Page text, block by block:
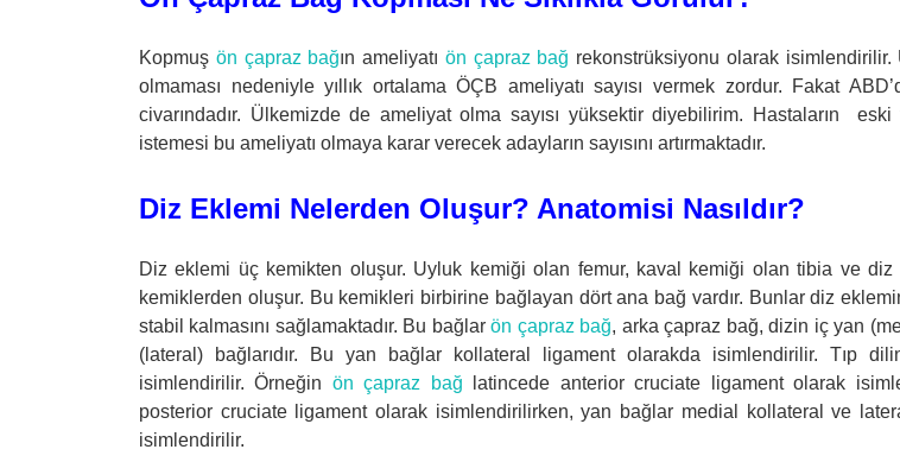
Kopmuş ön çapraz bağın ameliyatı ön çapraz bağ rekonstrüksiyonu olarak isimlendirilir.
olmaması nedeniyle yıllık ortalama ÖÇB ameliyatı sayısı vermek zordur. Fakat
civarındadır. Ülkemizde de ameliyat olma sayısı yüksektir diyebilirim. Hastaların eski
istemesi bu ameliyatı olmaya karar verecek adayların sayısını artırmaktadır.
Diz Eklemi Nelerden Oluşur? Anatomisi Nasıldır?
Diz eklemi üç kemikten oluşur. Uyluk kemiği olan femur, kaval kemiği olan tibia ve diz
kemiklerden oluşur. Bu kemikleri birbirine bağlayan dört ana bağ vardır. Bunlar diz
stabil kalmasını sağlamaktadır. Bu bağlarön çapraz bağ, arka çapraz bağ, dizin iç yan
(lateral) bağlarıdır. Bu yan bağlar kollateral ligament olarakda isimlendirilir. Tıp
isimlendirilir. Örneğin ön çapraz bağ latincede anterior cruciate ligament olarak
posterior cruciate ligament olarak isimlendirilirken, yan bağlar medial kollateral ve
isimlendirilir.